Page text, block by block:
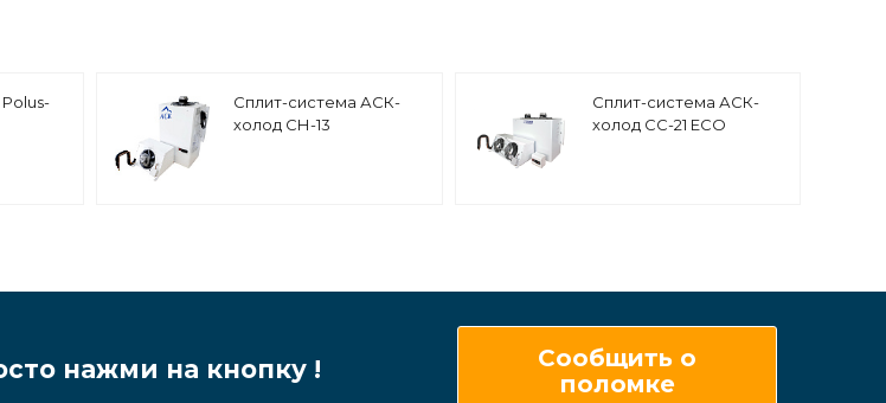
Сплит-система АСК-
холод СН-13
Сплит-система АСК-
холод СС-21 ECO
нажми на кнопку !
Сообщить о
поломке